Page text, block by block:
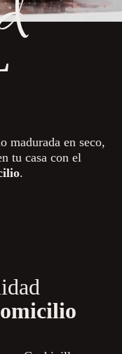
madurada en seco,
tu casa con el
.